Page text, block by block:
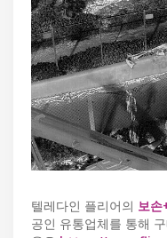
텔레다인 플리어의 보손
공인 유통업체를 통해